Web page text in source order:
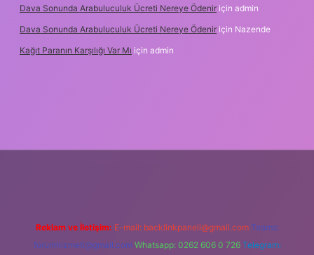
Dava Sonunda Arabuluculuk Ücreti Nereye Ödenir için admin
Dava Sonunda Arabuluculuk Ücreti Nereye Ödenir için Nazende
Kağıt Paranın Karşılığı Var Mı için admin
Reklam ve İletişim: E-mail: backlinkpaneli@gmail.com Teams:
forumhizmeti@gmail.com Whatsapp: 0262 606 0 726 Telegram: